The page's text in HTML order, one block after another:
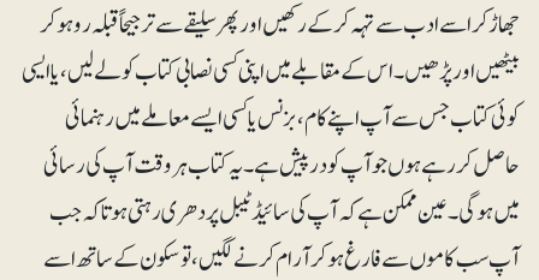
جھاڑ کر اسے ادب سے تہہ کر کے رکھیں اور پھر سلیقے سے ترجیحاً قبلہ رو ہو کر
بیٹھیں اور پڑھیں۔ اس کے مقابلے میں اپنی کسی نصابی کتا ب کو لے لیں، یا ایسی
کوئی کتاب جس سے آپ اپنے کام، بزنس یا کسی ایسے معاملے میں رہنمائی
حاصل کررہے ہوں جو آپ کو درپیش ہے۔ یہ کتاب ہر وقت آپ کی رسائی
میں ہوگی۔ عین ممکن ہے کہ آپ کی سائیڈ ٹیبل پر دھری رہتی ہو تاکہ جب
آپ سب کاموں سے فارغ ہو کر آرام کرنے لگیں، تو سکون کے ساتھ اسے